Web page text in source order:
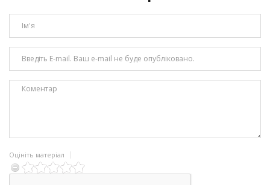
Оцініть матеріал